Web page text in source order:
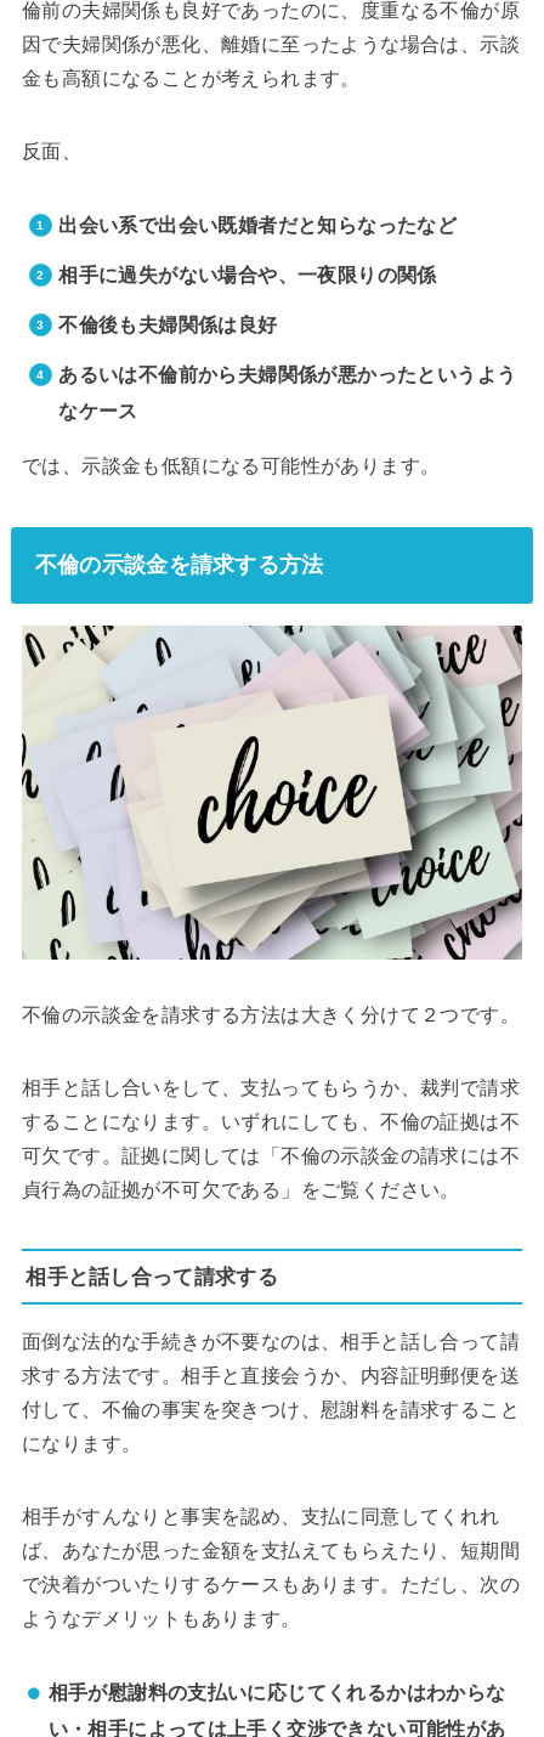
倫前の夫婦関係も良好であったのに、度重なる不倫が原
因で夫婦関係が悪化、離婚に至ったような場合は、示談
金も高額になることが考えられます。
反面、
出会い系で出会い既婚者だと知らなったなど
相手に過失がない場合や、一夜限りの関係
不倫後も夫婦関係は良好
あるいは不倫前から夫婦関係が悪かったというよう
なケース
では、示談金も低額になる可能性があります。
不倫の示談金を請求する方法
不倫の示談金を請求する方法は大きく分けて２つです。
相手と話し合いをして、支払ってもらうか、裁判で請求
することになります。いずれにしても、不倫の証拠は不
可欠です。証拠に関しては「不倫の示談金の請求には不
貞行為の証拠が不可欠である」をご覧ください。
相手と話し合って請求する
面倒な法的な手続きが不要なのは、相手と話し合って請
求する方法です。相手と直接会うか、内容証明郵便を送
付して、不倫の事実を突きつけ、慰謝料を請求すること
になります。
相手がすんなりと事実を認め、支払に同意してくれれ
ば、あなたが思った金額を支払えてもらえたり、短期間
で決着がついたりするケースもあります。ただし、次の
ようなデメリットもあります。
相手が慰謝料の支払いに応じてくれるかはわからな
い・相手によっては上手く交渉できない可能性があ